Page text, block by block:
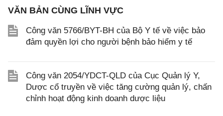
VĂN BẢN CÙNG LĨNH VỰC
Công văn 5766/BYT-BH của Bộ Y tế về việc bảo
đảm quyền lợi cho người bệnh bảo hiểm y tế
Công văn 2054/YDCT-QLD của Cục Quản lý Y,
Dược cổ truyền về việc tăng cường quản lý, chấn
chỉnh hoạt động kinh doanh dược liệu